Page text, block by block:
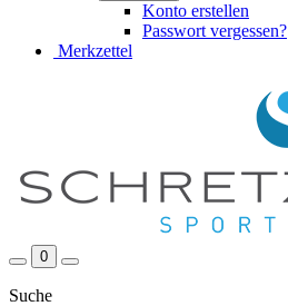
Konto erstellen
Passwort vergessen?
Merkzettel
0
Suche